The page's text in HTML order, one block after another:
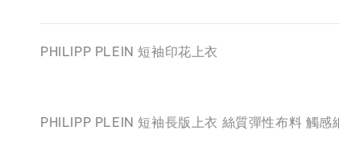
PHILIPP PLEIN 短袖印花上衣
PHILIPP PLEIN 短袖長版上衣 絲質彈性布料 觸